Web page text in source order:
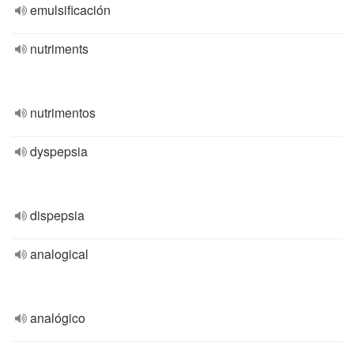
emulsificación
nutriments
nutrimentos
dyspepsia
dispepsia
analogical
analógico